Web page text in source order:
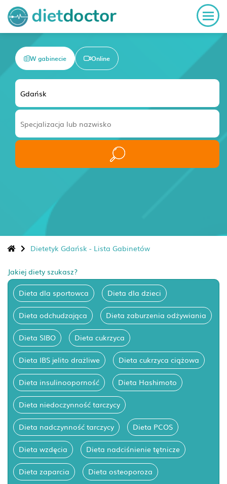
W gabinecie Online
Dietetyk Gdańsk - Lista Gabinetów
Jakiej diety szukasz?
Dieta dla sportowca Dieta dla dzieci
Dieta odchudzająca Dieta zaburzenia odżywiania
Dieta SIBO Dieta cukrzyca
Dieta IBS jelito drażliwe Dieta cukrzyca ciążowa
Dieta insulinooporność Dieta Hashimoto
Dieta niedoczynność tarczycy
Dieta nadczynność tarczycy Dieta PCOS
Dieta wzdęcia Dieta nadciśnienie tętnicze
Dieta zaparcia Dieta osteoporoza